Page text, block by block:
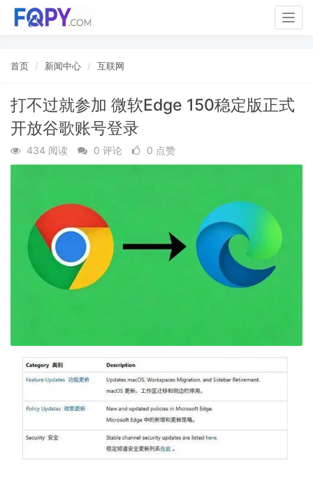
首页 新闻中心 互联网
打不过就参加 微软Edge 150稳定版正式
开放谷歌账号登录
434 阅读 0 评论 0 点赞